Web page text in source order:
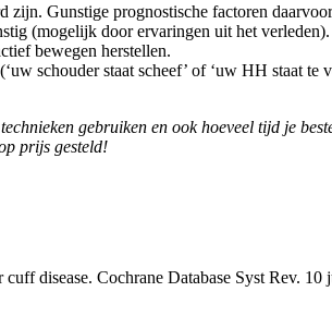
zijn. Gunstige prognostische factoren
(mogelijk door ervaringen uit het
bewegen herstellen.
schouder staat scheef’ of ‘uw HH staat te
gebruiken en ook hoeveel tijd je
prijs gesteld!
disease. Cochrane Database Syst Rev.